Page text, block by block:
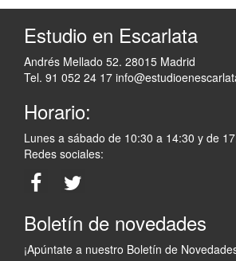
Estudio en Escarlata
Andrés Mellado 52. 28015 Madrid
Tel. 91 052 24 17
Horario:
Lunes a sábado de 10:30 a 14:30 y de
Redes sociales:
Boletín de novedades
¡Apúntate a nuestro Boletín de